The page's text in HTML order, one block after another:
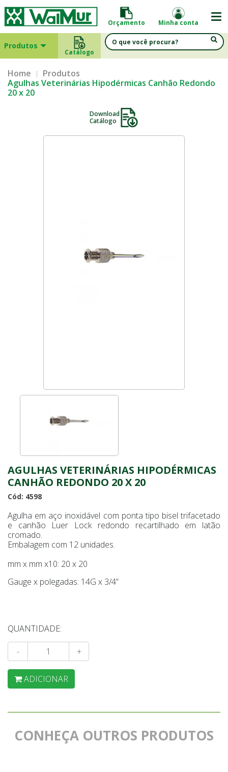
Orçamento Minha conta
Produtos
Catálogo
Home
Produtos
Agulhas Veterinárias Hipodérmicas Canhão Redondo
20 x 20
Download
Catálogo
AGULHAS VETERINÁRIAS HIPODÉRMICAS
CANHÃO REDONDO 20 X 20
Cód: 4598
Agulha em aço inoxidável com ponta tipo bisel trifacetado
e canhão Luer Lock redondo recartilhado em latão
cromado.
Embalagem com 12 unidades.
mm x mm x10: 20 x 20
Gauge x polegadas: 14G x 3/4”
QUANTIDADE:
- +
ADICIONAR
CONHEÇA OUTROS PRODUTOS